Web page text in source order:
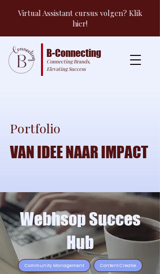
B-Connecting
Connecting Brands,
Elevating Success
Virtual Assistant cursus volgen? Klik
hier!
Portfolio
VAN IDEE NAAR IMPACT
Webhsop Succes
Hub
Community Management Content Creatie